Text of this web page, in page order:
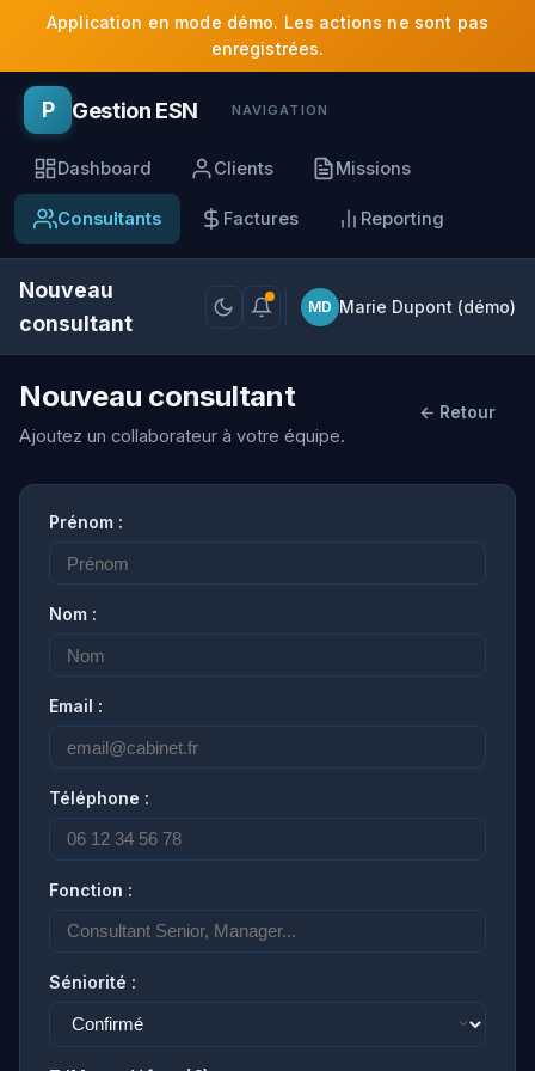
Application en mode démo. Les actions ne sont pas
enregistrées.
P Gestion ESN NAVIGATION
Dashboard Clients Missions
Consultants Factures Reporting
Nouveau
consultant
MD Marie Dupont (démo)
Nouveau consultant
Ajoutez un collaborateur à votre équipe.
← Retour
Prénom :
Nom :
Email :
Téléphone :
Fonction :
Séniorité :